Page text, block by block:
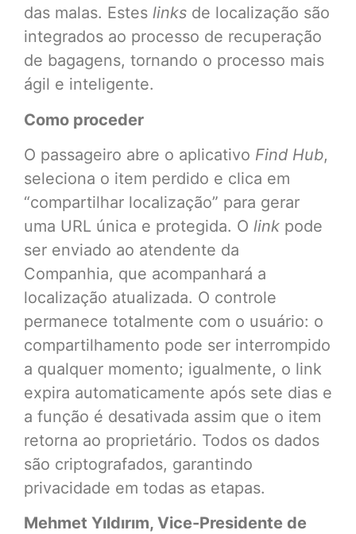
das malas. Estes links de localização são
integrados ao processo de recuperação
de bagagens, tornando o processo mais
ágil e inteligente.
Como proceder
O passageiro abre o aplicativo Find Hub,
seleciona o item perdido e clica em
“compartilhar localização” para gerar
uma URL única e protegida. O link pode
ser enviado ao atendente da
Companhia, que acompanhará a
localização atualizada. O controle
permanece totalmente com o usuário: o
compartilhamento pode ser interrompido
a qualquer momento; igualmente, o link
expira automaticamente após sete dias e
a função é desativada assim que o item
retorna ao proprietário. Todos os dados
são criptografados, garantindo
privacidade em todas as etapas.
Mehmet Yıldırım, Vice-Presidente de